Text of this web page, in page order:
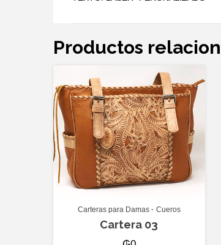
Productos
Carteras para Damas Cueros
Cartera 03